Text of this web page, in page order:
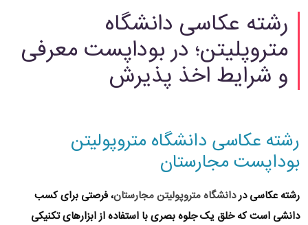
رشته عکاسی دانشگاه
متروپلیتن؛ در بوداپست معرفی
و شرایط اخذ پذیرش
رشته عکاسی دانشگاه متروپولیتن
بوداپست مجارستان
رشته عکاسی دردانشگاه متروپولیتن مجارستان، فرصتی برای کسب
دانشی است که خلق یک‌ جلوه بصری با استفاده از ابزارهای تکنیکی